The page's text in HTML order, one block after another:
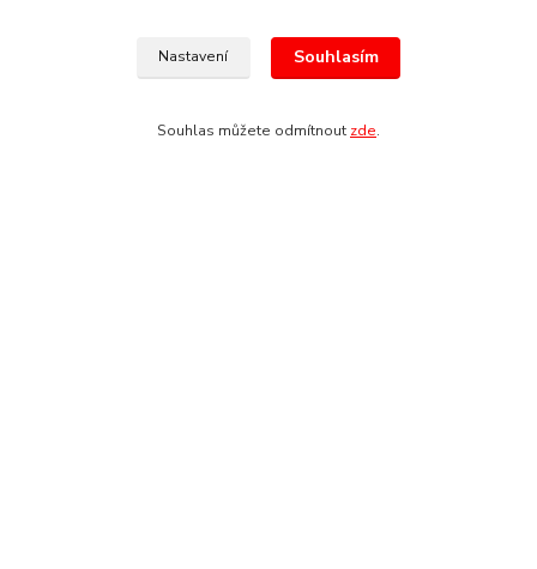
Nastavení Souhlasím
Souhlas můžete odmítnout zde.